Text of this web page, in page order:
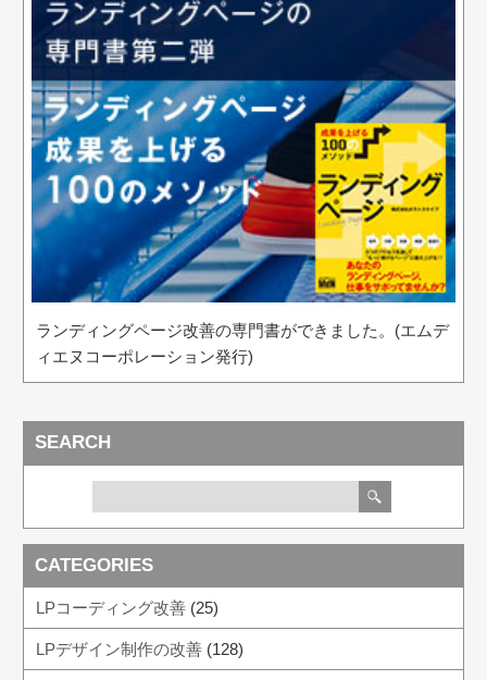
ランディングページ改善の専門書ができました。(エムデ
ィエヌコーポレーション発行)
SEARCH
CATEGORIES
LPコーディング改善(25)
LPデザイン制作の改善(128)